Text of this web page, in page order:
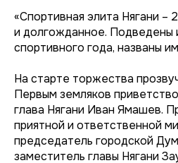
«Спортивная элита Нягани –
и долгожданное. Подведены
спортивного года, названы
На старте торжества
Первым земляков
глава Нягани Иван Ямашев.
приятной и ответственной
председатель городской
заместитель главы Нягани